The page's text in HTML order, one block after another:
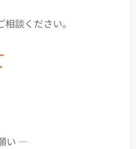
談ください。
い ―